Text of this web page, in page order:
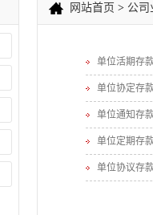
网站首页 > 公司
单位活期存
单位协定存
单位通知存
单位定期存
单位协议存